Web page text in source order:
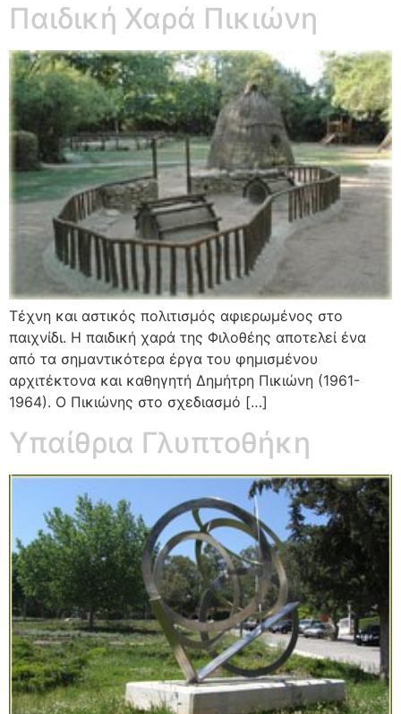
Παιδική Χαρά Πικιώνη
Τέχνη και αστικός πολιτισμός αφιερωμένος στο
παιχνίδι. Η παιδική χαρά της Φιλοθέης αποτελεί ένα
από τα σημαντικότερα έργα του φημισμένου
αρχιτέκτονα και καθηγητή Δημήτρη Πικιώνη (1961-
1964). Ο Πικιώνης στο σχεδιασμό […]
Υπαίθρια Γλυπτοθήκη